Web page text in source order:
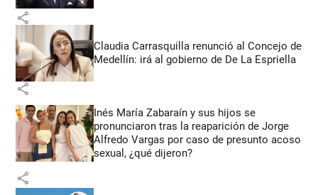
share
Claudia Carrasquilla renunció al Concejo de
Medellín: irá al gobierno de De La Espriella
share
Inés María Zabaraín y sus hijos se
pronunciaron tras la reaparición de Jorge
Alfredo Vargas por caso de presunto acoso
sexual, ¿qué dijeron?
share